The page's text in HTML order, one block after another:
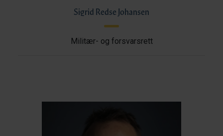
Sigrid Redse Johansen
Militær- og forsvarsrett